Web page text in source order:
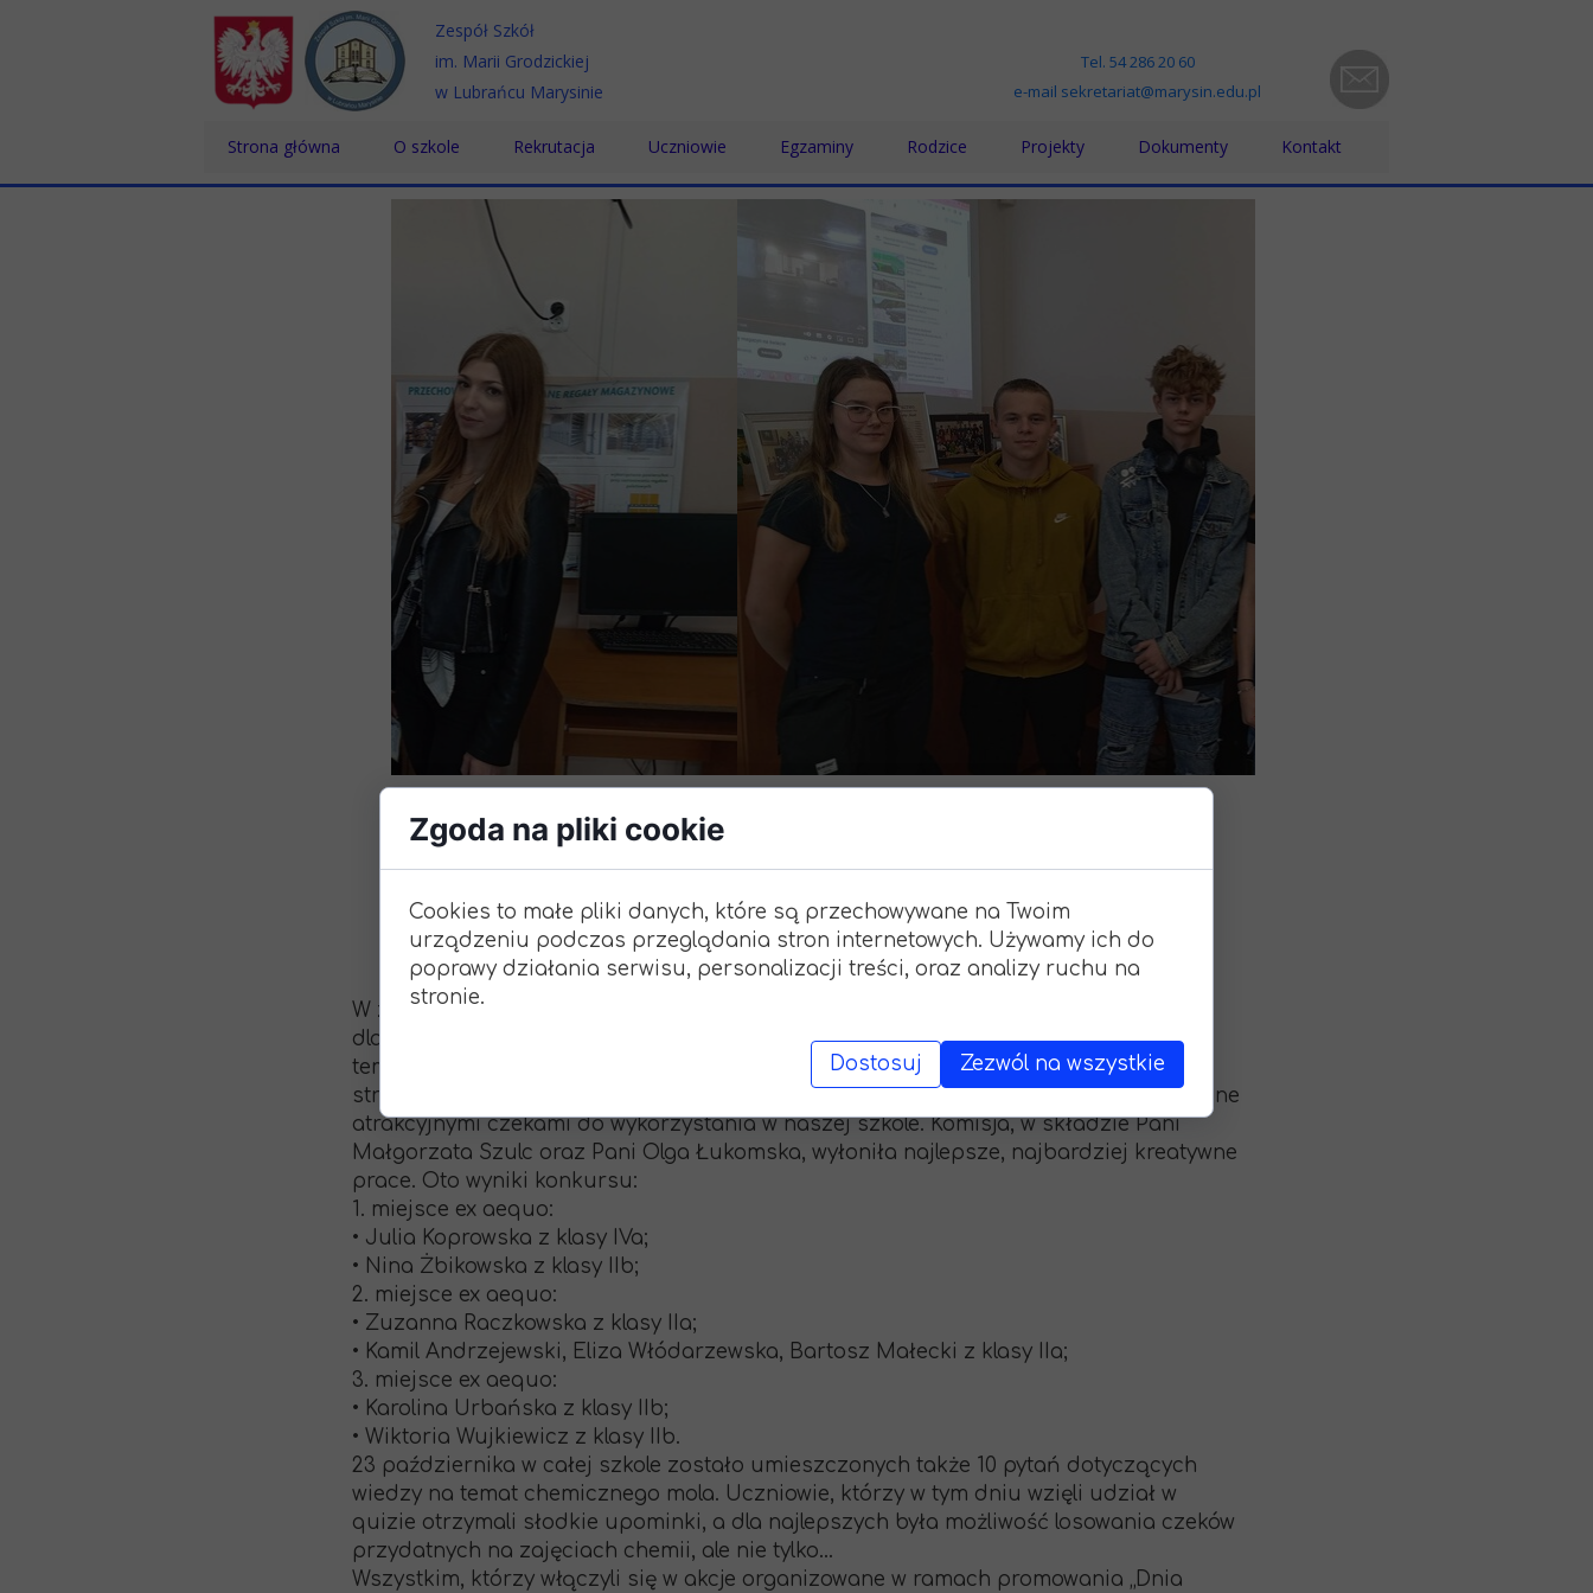
Strona główna O szkole
Historia
Nauczyciele
Pracownicy
Absolwenci
Certyfikaty
Podziękowania
Programy
Porozumienia
Rekrutacja
Szkoła Policealna
Uczniowie
Samorząd Uczniowski
Pomoc Psychologiczno-Pedagogiczna
Konkursy
Egzaminy
Egzamin maturalny
Egzamin zawodowy
Rodzice
Rada Rodziców
Pomoc psychologiczno-pedagogiczna
Projekty
Kariera bez barier
Projekt nr 2021-1-PL01-KA121-VET-000012361- Włochy
„Podniesienie poziomu kształcenia zawodowego w powiecie włocławskim”
"Międzynarodowa mobilność edukacyjna uczniów i absolwentów oraz
„Rozwijanie kompetencji językowych uczniów na wyjazdach edukacyjnych w
Wymiana młodzieży w ramach programu Erasmus +
"Zagraniczne staże zawodowe szansą na podniesienie kwalifikacji
Dokumenty
Statut, Regulaminy, Procedury
Dokumenty ZFŚS
RODO
Raport dostępności
PPK
Wniosek o wydanie Świadectwa
Wykaz Podręczników
Festiwal Piosenki Jesiennej
Po zalogowaniu
Kontakt
Zespół Szkół
im. Marii Grodzickiej
w Lubrańcu Marysinie
Tel. 54 286 20 60
e-mail sekretariat@marysin.edu.pl
28 października 2024
W związku z obchodzonym 23 października „Dniem Mola” ogłoszony został konkurs
dla uczniów wszystkich klas na stworzenie kreatywnych pomocy naukowych o
tematyce przewodniej: pt. „Chemiczny mol”. Dziękujemy pięknie za duży odzew ze
strony uczniów. Prac było naprawdę wiele, a najbardziej kreatywne zostały nagrodzone
atrakcyjnymi czekami do wykorzystania w naszej szkole. Komisja, w składzie Pani
Małgorzata Szulc oraz Pani Olga Łukomska, wyłoniła najlepsze, najbardziej kreatywne
prace. Oto wyniki konkursu:
1. miejsce ex aequo:
• Julia Koprowska z klasy IVa;
• Nina Żbikowska z klasy IIb;
2. miejsce ex aequo:
• Zuzanna Raczkowska z klasy IIa;
• Kamil Andrzejewski, Eliza Włódarzewska, Bartosz Małecki z klasy IIa;
3. miejsce ex aequo:
• Karolina Urbańska z klasy IIb;
• Wiktoria Wujkiewicz z klasy IIb.
23 października w całej szkole zostało umieszczonych także 10 pytań dotyczących
wiedzy na temat chemicznego mola. Uczniowie, którzy w tym dniu wzięli udział w
quizie otrzymali słodkie upominki, a dla najlepszych była możliwość losowania czeków
przydatnych na zajęciach chemii, ale nie tylko…
Wszystkim, którzy włączyli się w akcje organizowane w ramach promowania „Dnia
Zgoda na pliki cookie
Cookies to małe pliki danych, które są przechowywane na Twoim
urządzeniu podczas przeglądania stron internetowych. Używamy ich do
poprawy działania serwisu, personalizacji treści, oraz analizy ruchu na
stronie.
Dostosuj Zezwól na wszystkie